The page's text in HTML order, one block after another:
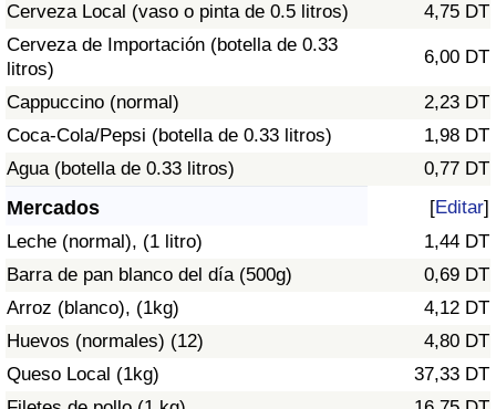
Cerveza Local (vaso o pinta de 0.5 litros)
4,75 DT
Cerveza de Importación (botella de 0.33
litros)
6,00 DT
Cappuccino (normal)
2,23 DT
Coca-Cola/Pepsi (botella de 0.33 litros)
1,98 DT
Agua (botella de 0.33 litros)
0,77 DT
Mercados [Editar]
Leche (normal), (1 litro)
1,44 DT
Barra de pan blanco del día (500g)
0,69 DT
Arroz (blanco), (1kg)
4,12 DT
Huevos (normales) (12)
4,80 DT
Queso Local (1kg)
37,33 DT
Calificación del Índice de Criminalidad
(Actual)
Índice de Criminalidad
Índice de criminalidad por país
Sanidad
Índice de Sanidad